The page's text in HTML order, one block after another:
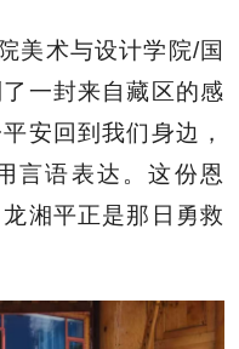
美术与设计学院/国
一封来自藏区的感
安回到我们身边，
言语表达。这份恩
湘平正是那日勇救